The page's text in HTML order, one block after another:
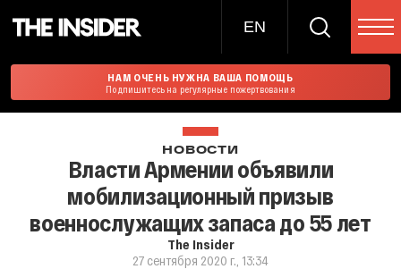
EN
НАМ ОЧЕНЬ НУЖНА ВАША ПОМОЩЬ
Подпишитесь на регулярные пожертвования
НОВОСТИ
Власти Армении объявили
мобилизационный призыв
военнослужащих запаса до 55 лет
The Insider
27 сентября 2020 г., 13:34